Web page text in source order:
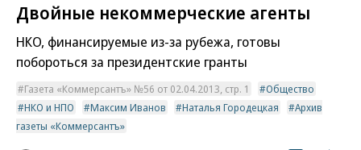
Двойные некоммерческие агенты
НКО, финансируемые из-за рубежа, готовы
побороться за президентские гранты
Газета «Коммерсантъ» №56 от 02.04.2013, стр. 1
Общество
НКО и НПО
Максим Иванов Наталья Городецкая
Архив
газеты «Коммерсантъ»